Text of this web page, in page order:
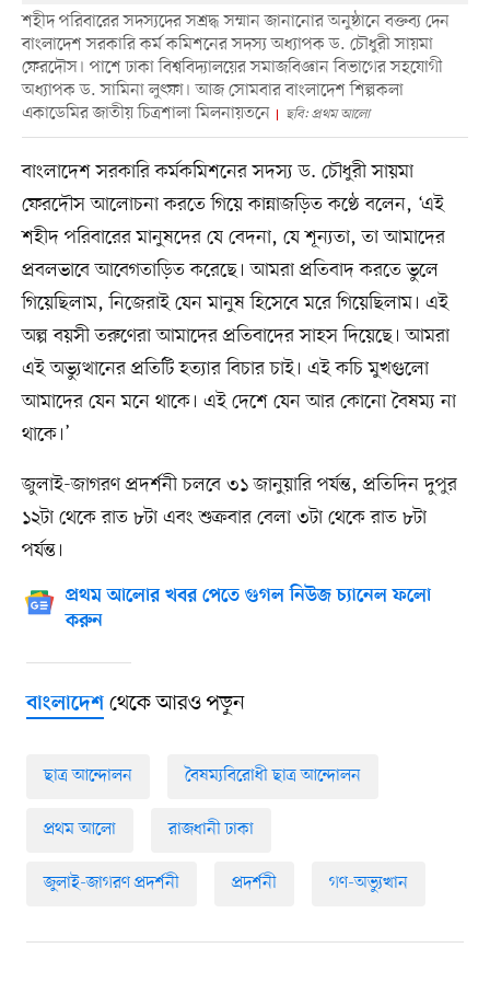
শহীদ পরিবারের সদস্যদের সশ্রদ্ধ সম্মান জানানোর অনুষ্ঠানে বক্তব্য দেন
বাংলাদেশ সরকারি কর্ম কমিশনের সদস্য অধ্যাপক ড. চৌধুরী সায়মা
ফেরদৌস। পাশে ঢাকা বিশ্ববিদ্যালয়ের সমাজবিজ্ঞান বিভাগের সহযোগী
অধ্যাপক ড. সামিনা লুৎফা। আজ সোমবার বাংলাদেশ শিল্পকলা
একাডেমির জাতীয় চিত্রশালা মিলনায়তনে
ছবি: প্রথম আলো
বাংলাদেশ সরকারি কর্মকমিশনের সদস্য ড. চৌধুরী সায়মা
ফেরদৌস আলোচনা করতে গিয়ে কান্নাজড়িত কণ্ঠে বলেন, ‘এই
শহীদ পরিবারের মানুষদের যে বেদনা, যে শূন্যতা, তা আমাদের
প্রবলভাবে আবেগতাড়িত করেছে। আমরা প্রতিবাদ করতে ভুলে
গিয়েছিলাম, নিজেরাই যেন মানুষ হিসেবে মরে গিয়েছিলাম। এই
অল্প বয়সী তরুণেরা আমাদের প্রতিবাদের সাহস দিয়েছে। আমরা
এই অভ্যুত্থানের প্রতিটি হত্যার বিচার চাই। এই কচি মুখগুলো
আমাদের যেন মনে থাকে। এই দেশে যেন আর কোনো বৈষম্য না
থাকে।’
জুলাই-জাগরণ প্রদর্শনী চলবে ৩১ জানুয়ারি পর্যন্ত, প্রতিদিন দুপুর
১২টা থেকে রাত ৮টা এবং শুক্রবার বেলা ৩টা থেকে রাত ৮টা
পর্যন্ত।
প্রথম আলোর খবর পেতে গুগল নিউজ চ্যানেল ফলো
করুন
বাংলাদেশথেকে আরও পড়ুন
ছাত্র আন্দোলন বৈষম্যবিরোধী ছাত্র আন্দোলন
প্রথম আলো রাজধানী ঢাকা
জুলাই-জাগরণ প্রদর্শনী প্রদর্শনী গণ-অভ্যুত্থান